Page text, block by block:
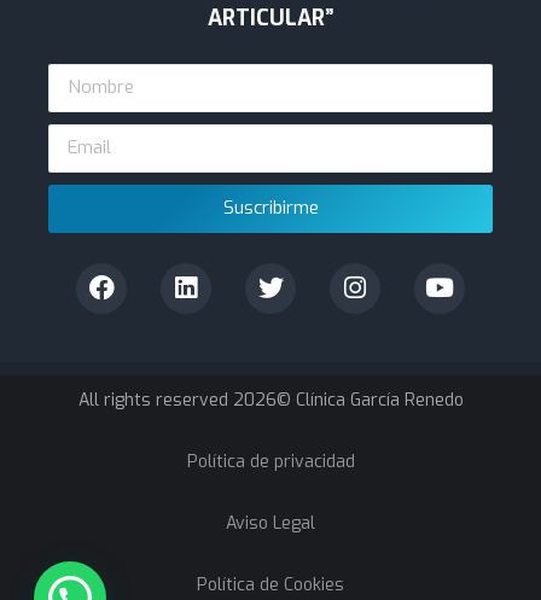
ARTICULAR”
Suscribirme
All rights reserved 2026© Clínica García Renedo
Política de privacidad
Aviso Legal
Política de Cookies